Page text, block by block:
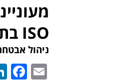
ISO בתהליך ממוקד ומחיר הוגן?
ניהול